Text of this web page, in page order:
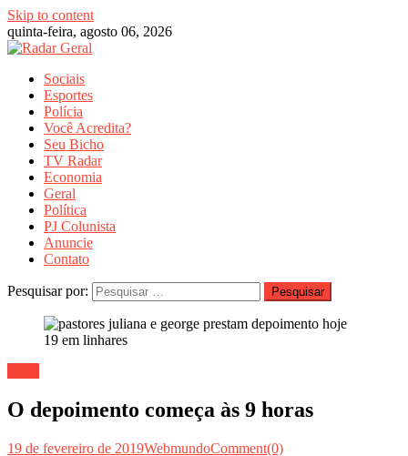
Skip to content
quinta-feira, agosto 06, 2026
Sociais
Esportes
Polícia
Você Acredita?
Seu Bicho
TV Radar
Economia
Geral
Política
PJ Colunista
Anuncie
Contato
Pesquisar por:
O depoimento começa às 9 horas
19 de fevereiro de 2019WebmundoComment(0)